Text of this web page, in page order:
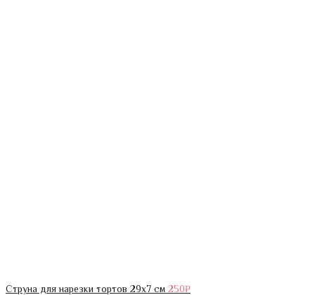
Струна для нарезки тортов 29х7 см 250₽